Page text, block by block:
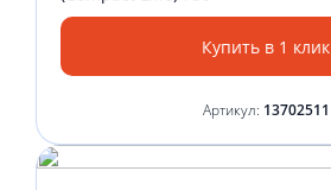
Купить в 1 клик
Артикул: 13702511